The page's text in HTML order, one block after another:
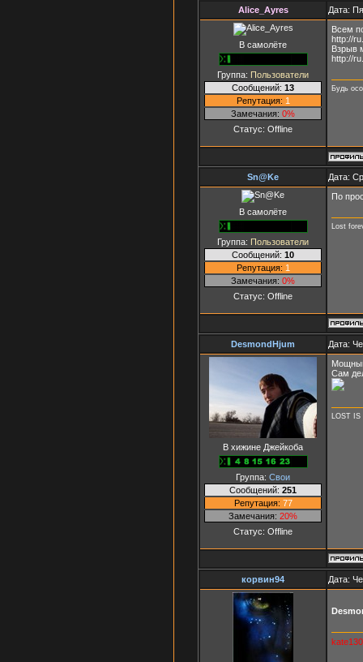
Alice_Ayres Дата:
В самолёте
Группа: Пользователи
Сообщений: 13
Репутация: 1
Замечания: 0%
Статус: Offline
Всем
http://
Взрыв
http://
Будь
Sn@Ke Дата:
В самолёте
Группа: Пользователи
Сообщений: 10
Репутация: 1
Замечания: 0%
Статус: Offline
По
Lost
DesmondHjum Дата:
В хижине Джейкоба
Группа: Свои
Сообщений: 251
Репутация: 77
Замечания: 20%
Статус: Offline
Сам
LOST
корвин94 Дата: